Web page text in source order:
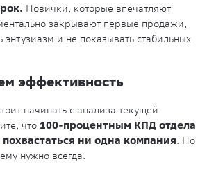
Новички, которые впечатляют
закрывают первые продажи,
энтузиазм и не показывать стабильных
эффективность
начинать с анализа текущей
что 100-процентным КПД отдела
ни одна компания. Но
нужно всегда.